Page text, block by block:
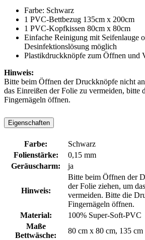
Farbe: Schwarz
1 PVC-Bettbezug 135cm x 200cm
1 PVC-Kopfkissen 80cm x 80cm
Einfache Reinigung mit Seifenlauge
Desinfektionslösung möglich
Plastikdruckknöpfe zum Öffnen und
Hinweis:
Bitte beim Öffnen der Druckknöpfe nicht
das Einreißen der Folie zu vermeiden, bitte
Fingernägeln öffnen.
Eigenschaften
Farbe:
Schwarz
Folienstärke:
0,15 mm
Geräuscharm:
ja
Hinweis:
Bitte beim Öffnen der
der Folie ziehen, um
vermeiden. Bitte die
Fingernägeln öffnen.
Material:
100% Super-Soft-PVC
Maße
Bettwäsche:
80 cm x 80 cm, 135